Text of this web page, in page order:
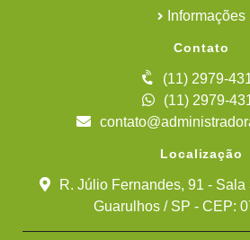
Informações
Contato
(11) 2979-
(11) 2979-
Localização
R. Júlio Fernandes, 91 -
Guarulhos / SP - CEP: